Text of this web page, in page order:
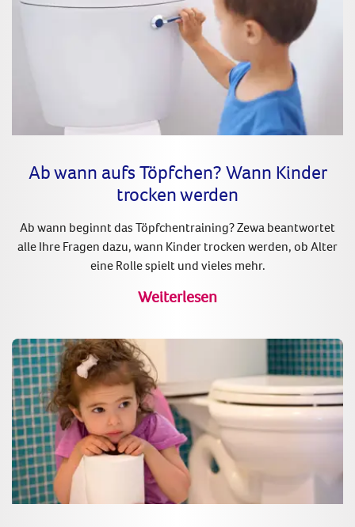
Ab wann aufs Töpfchen? Wann Kinder
trocken werden
Ab wann beginnt das Töpfchentraining? Zewa beantwortet
alle Ihre Fragen dazu, wann Kinder trocken werden, ob Alter
eine Rolle spielt und vieles mehr.
Weiterlesen